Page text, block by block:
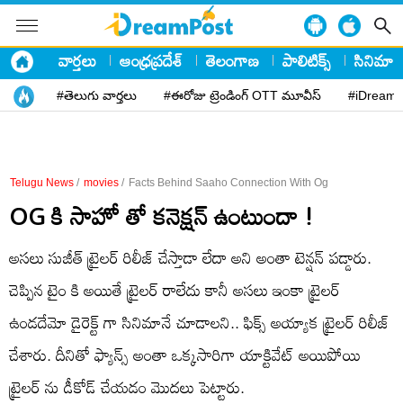
వార్తలు ఆంధ్రప్రదేశ్ తెలంగాణ పాలిటిక్స్ సినిమా
#తెలుగు వార్తలు #ఈరోజు ట్రెండింగ్ OTT మూవీస్
Telugu News / movies / Facts Behind Saaho Connection With Og
OG కి సాహో తో కనెక్షన్ ఉంటుందా !
అసలు సుజీత్ ట్రైలర్ రిలీజ్ చేస్తాడా లేదా అని అంతా టెన్షన్ పడ్డారు.
చెప్పిన టైం కి అయితే ట్రైలర్ రాలేదు కానీ అసలు ఇంకా ట్రైలర్
ఉండదేమో డైరెక్ట్ గా సినిమానే చూడాలని.. ఫిక్స్ అయ్యాక ట్రైలర్ రిలీజ్
చేశారు. దీనితో ఫ్యాన్స్ అంతా ఒక్కసారిగా యాక్టివేట్ అయిపోయి
ట్రైలర్ ను డీకోడ్ చేయడం మొదలు పెట్టారు.